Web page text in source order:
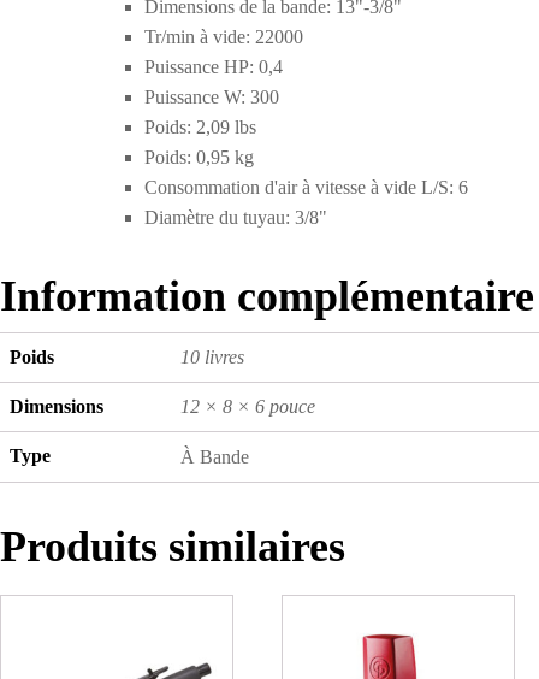
Dimensions de la bande: 13"-3/8"
Tr/min à vide: 22000
Puissance HP: 0,4
Puissance W: 300
Poids: 2,09 lbs
Poids: 0,95 kg
Consommation d'air à vitesse à vide L/S: 6
Diamètre du tuyau: 3/8"
Information complémentaire
Poids 10 livres
Dimensions 12 × 8 × 6 pouce
Type À Bande
Produits similaires